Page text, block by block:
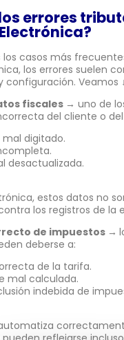
errores
los casos más
los errores suelen
Veamos ↓
fiscales → uno de
del cliente o
mal digitado.
desactualizada.
estos datos no
los registros de la
de impuestos →
deberse a:
de la tarifa.
mal calculada.
indebida de